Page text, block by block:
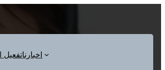
تفعيلاخبارنا